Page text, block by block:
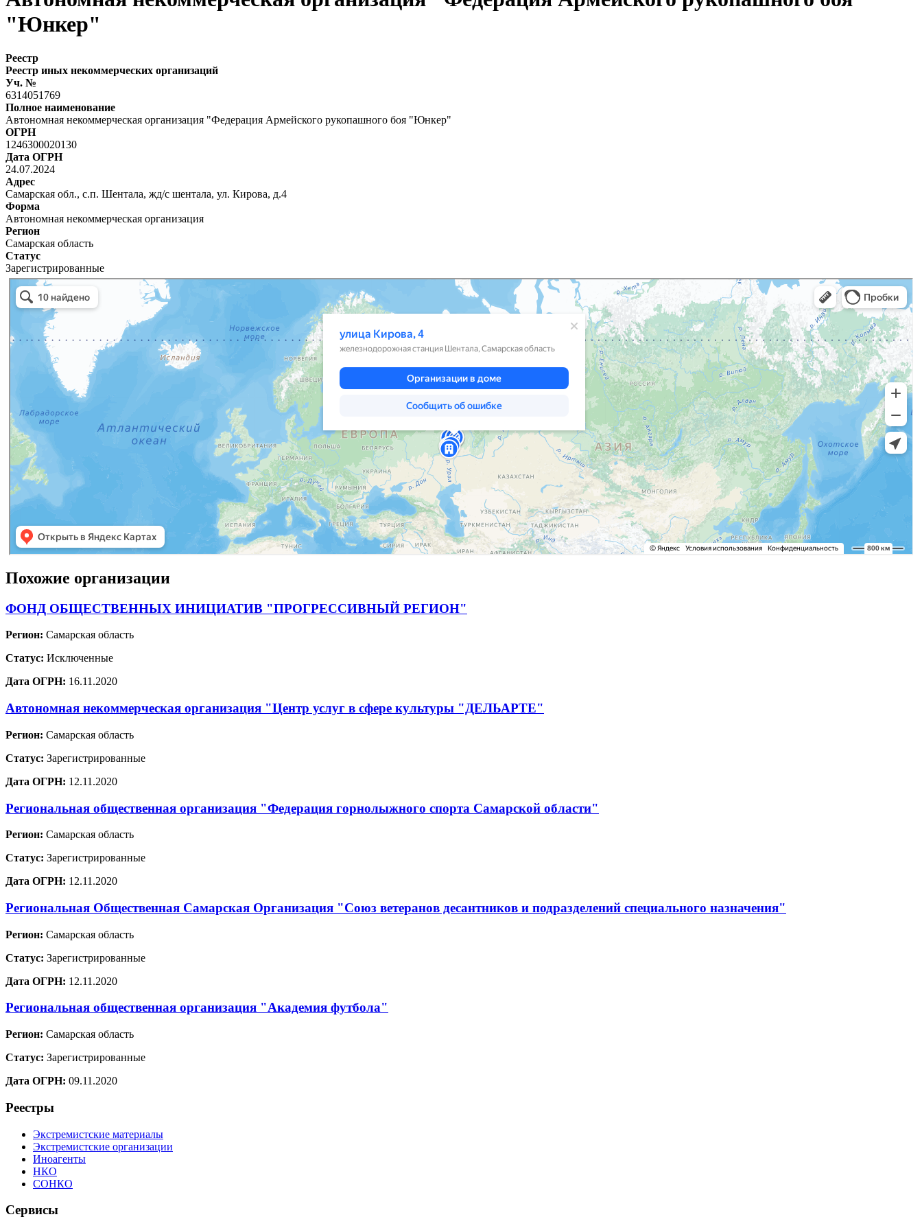
"Юнкер"
Реестр
Реестр иных некоммерческих организаций
Уч. №
6314051769
Полное наименование
Автономная некоммерческая организация "Федерация Армейского рукопашного боя "Юнкер"
ОГРН
1246300020130
Дата ОГРН
24.07.2024
Адрес
Самарская обл., с.п. Шентала, жд/с шентала, ул. Кирова, д.4
Форма
Автономная некоммерческая организация
Регион
Самарская область
Статус
Зарегистрированные
Похожие организации
ФОНД ОБЩЕСТВЕННЫХ ИНИЦИАТИВ "ПРОГРЕССИВНЫЙ РЕГИОН"
Регион: Самарская область
Статус: Исключенные
Дата ОГРН: 16.11.2020
Автономная некоммерческая организация "Центр услуг в сфере культуры "ДЕЛЬАРТЕ"
Регион: Самарская область
Статус: Зарегистрированные
Дата ОГРН: 12.11.2020
Региональная общественная организация "Федерация горнолыжного спорта Самарской области"
Регион: Самарская область
Статус: Зарегистрированные
Дата ОГРН: 12.11.2020
Региональная Общественная Самарская Организация "Союз ветеранов десантников и подразделений специального назначения"
Регион: Самарская область
Статус: Зарегистрированные
Дата ОГРН: 12.11.2020
Региональная общественная организация "Академия футбола"
Регион: Самарская область
Статус: Зарегистрированные
Дата ОГРН: 09.11.2020
Реестры
Экстремистские материалы
Экстремистские организации
Иноагенты
НКО
СОНКО
Сервисы